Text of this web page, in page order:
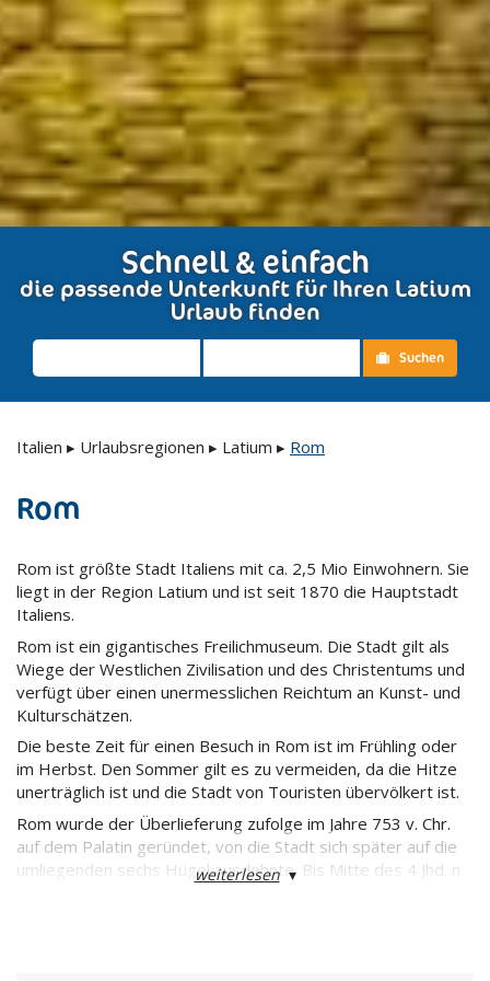
Schnell & einfach
die passende Unterkunft für Ihren Latium
Urlaub finden
Suchen
Italien ▸ Urlaubsregionen ▸ Latium ▸ Rom
Rom
Rom ist größte Stadt Italiens mit ca. 2,5 Mio Einwohnern. Sie
liegt in der Region Latium und ist seit 1870 die Hauptstadt
Italiens.
Rom ist ein gigantisches Freilichmuseum. Die Stadt gilt als
Wiege der Westlichen Zivilisation und des Christentums und
verfügt über einen unermesslichen Reichtum an Kunst- und
Kulturschätzen.
Die beste Zeit für einen Besuch in Rom ist im Frühling oder
im Herbst. Den Sommer gilt es zu vermeiden, da die Hitze
unerträglich ist und die Stadt von Touristen übervölkert ist.
Rom wurde der Überlieferung zufolge im Jahre 753 v. Chr.
auf dem Palatin geründet, von die Stadt sich später auf die
umliegenden sechs Hügel ausdehnte. Bis Mitte des 4 Jhd. n
weiterlesen▾